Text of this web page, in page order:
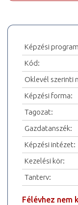
Képzési
Kód:
Oklevél szerinti
Képzési forma:
Tagozat:
Gazdatanszék:
Képzési intézet:
Kezelési kör:
Tanterv:
Félévhez